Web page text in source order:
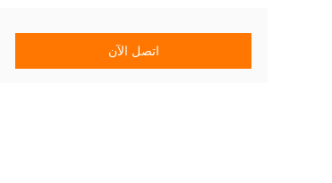
اتصل الآن